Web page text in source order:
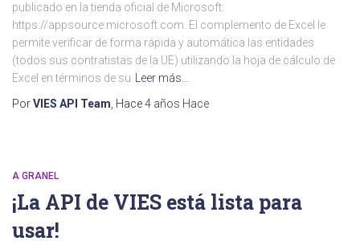
publicado en la tienda oficial de Microsoft:
https://appsource.microsoft.com. El complemento de Excel le
permite verificar de forma rápida y automática las entidades
(todos sus contratistas de la UE) utilizando la hoja de cálculo de
Excel en términos de su Leer más…
PorVIES API Team, Hace4 años Hace
A GRANEL
¡La API de VIES está lista para
usar!